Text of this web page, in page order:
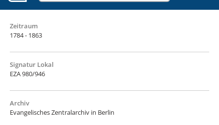
Zeitraum
1784 - 1863
Signatur Lokal
EZA 980/946
Archiv
Evangelisches Zentralarchiv in Berlin